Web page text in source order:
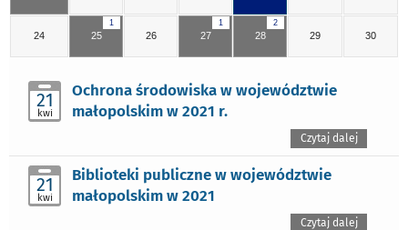
24
1
25 26
1
27
2
28 29 30
21
kwi
Ochrona środowiska w województwie
małopolskim w 2021 r.
Czytaj dalej
21
kwi
Biblioteki publiczne w województwie
małopolskim w 2021
Czytaj dalej